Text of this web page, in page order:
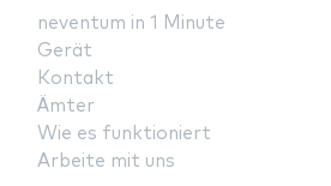
neventum in 1 Minute
Gerät
Kontakt
Ämter
Wie es funktioniert
Arbeite mit uns